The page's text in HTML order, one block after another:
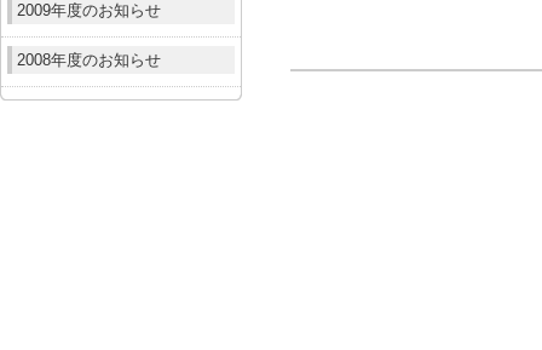
2009年度のお知らせ
2008年度のお知らせ